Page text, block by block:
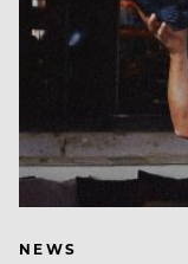
NEWS